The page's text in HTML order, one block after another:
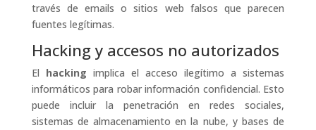
través de emails o sitios web falsos que parecen
fuentes legítimas.
Hacking y accesos no autorizados
El hacking implica el acceso ilegítimo a sistemas
informáticos para robar información confidencial. Esto
puede incluir la penetración en redes sociales,
sistemas de almacenamiento en la nube, y bases de